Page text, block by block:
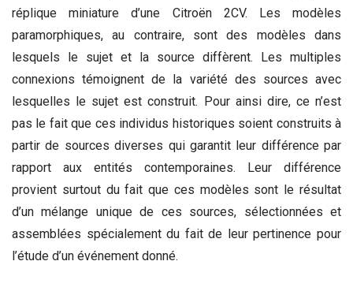
réplique miniature d’une Citroën 2CV. Les modèles
paramorphiques, au contraire, sont des modèles dans
lesquels le sujet et la source diffèrent. Les multiples
connexions témoignent de la variété des sources avec
lesquelles le sujet est construit. Pour ainsi dire, ce n’est
pas le fait que ces individus historiques soient construits à
partir de sources diverses qui garantit leur différence par
rapport aux entités contemporaines. Leur différence
provient surtout du fait que ces modèles sont le résultat
d’un mélange unique de ces sources, sélectionnées et
assemblées spécialement du fait de leur pertinence pour
l’étude d’un événement donné.